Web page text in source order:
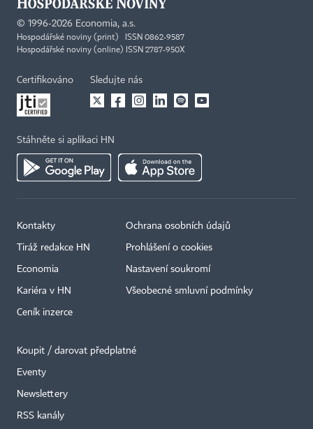
© 1996-2026 Economia, a.s.
Hospodářské noviny (print) ISSN 0862-9587
Hospodářské noviny (online) ISSN 2787-950X
Certifikováno Sledujte nás
Stáhněte si aplikaci HN
Kontakty
Tiráž redakce HN
Economia
Kariéra v HN
Ceník inzerce
Ochrana osobních údajů
Prohlášení o cookies
Nastavení soukromí
Všeobecné smluvní podmínky
Koupit / darovat předplatné
Eventy
Newslettery
RSS kanály